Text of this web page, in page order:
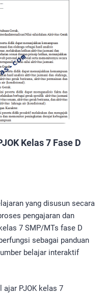
Kelas 7 Fase D
yang disusun secara
pengajaran dan
kelas 7 SMP/MTs fase D
sebagai panduan
belajar interaktif
ajar PJOK kelas 7